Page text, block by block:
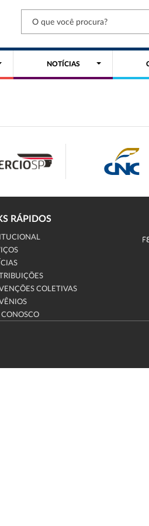
NOTÍCIAS
RÁPIDOS
COLETIVAS
CONOSCO